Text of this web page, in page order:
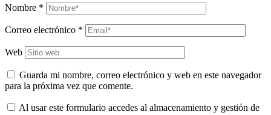
Nombre *
Correo electrónico *
Web
Guarda mi nombre, correo electrónico y web en este navegador
para la próxima vez que comente.
Al usar este formulario accedes al almacenamiento y gestión de